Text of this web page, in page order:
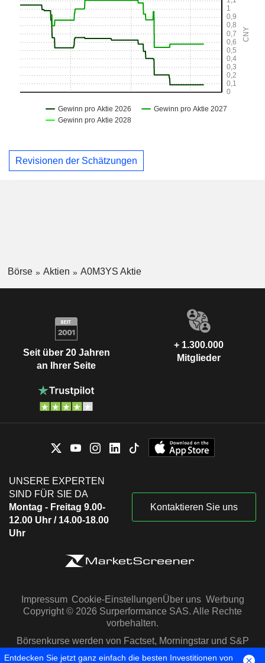
Revisionen der Schätzungen
Börse Aktien A0M3YS Aktie
Seit über 20 Jahren
an Ihrer Seite
+ 1.300.000
Mitglieder
UNSERE EXPERTEN
SIND FÜR SIE DA
Montag - Freitag 9.00-
12.00 Uhr / 14.00-18.00
Uhr
Kontaktieren Sie uns
Impressum Cookie-EinstellungenÜber uns Werbung
Copyright © 2026 Surperformance SAS. Alle Rechte
vorbehalten.
Börsenkurse werden von Factset, Morningstar und S&P
Capital IQ zur Verfügung gestellt
Entdecken Sie jetzt ganz einfach die besten Investitionen von